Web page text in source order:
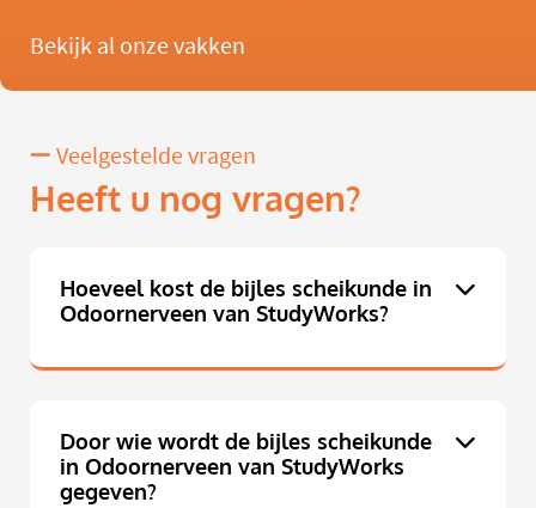
Bekijk al onze vakken
Veelgestelde vragen
Heeft u nog vragen?
Hoeveel kost de bijles scheikunde in
Odoornerveen van StudyWorks?
Door wie wordt de bijles scheikunde
in Odoornerveen van StudyWorks
gegeven?